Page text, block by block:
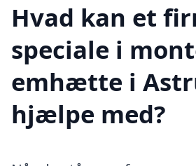
Hvad kan et
speciale i
emhætte i
hjælpe med?